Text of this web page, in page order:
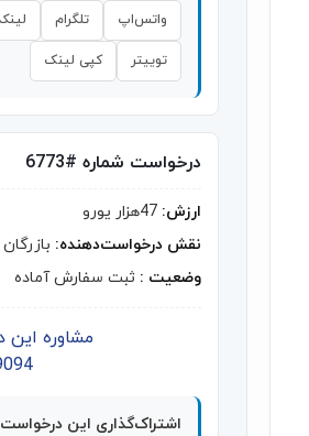
واتس‌اپ تلگرام
توییتر کپی لینک
درخواست شماره #6773
ارزش:
نقش درخواست‌دهنده: بازرگان
وضعیت : ثبت سفارش آماده
مشاوره این
اشتراک‌گذاری این درخواست